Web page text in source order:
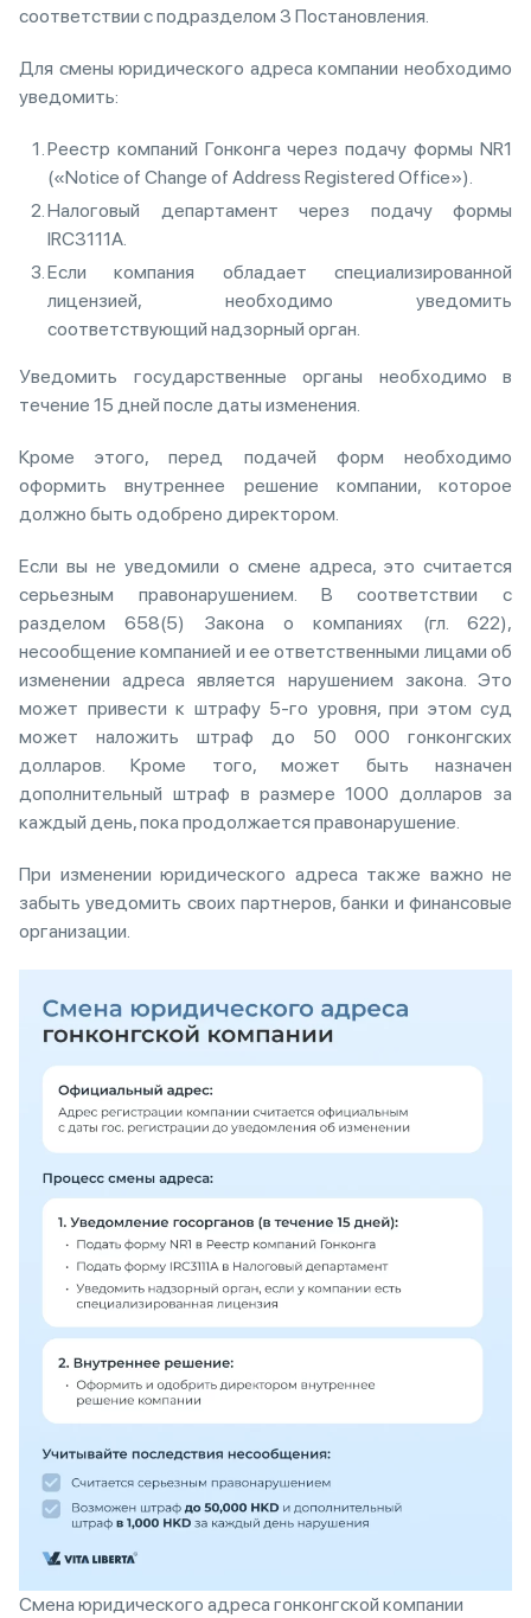
соответствии с подразделом 3 Постановления.
Для смены юридического адреса компании необходимо
уведомить:
Реестр компаний Гонконга через подачу формы NR1
(«Notice of Change of Address Registered Office»).
Налоговый департамент через подачу формы
IRC3111A.
Если компания обладает специализированной
лицензией, необходимо уведомить
соответствующий надзорный орган.
Уведомить государственные органы необходимо в
течение 15 дней после даты изменения.
Кроме этого, перед подачей форм необходимо
оформить внутреннее решение компании, которое
должно быть одобрено директором.
Если вы не уведомили о смене адреса, это считается
серьезным правонарушением. В соответствии с
разделом 658(5) Закона о компаниях (гл. 622),
несообщение компанией и ее ответственными лицами об
изменении адреса является нарушением закона. Это
может привести к штрафу 5-го уровня, при этом суд
может наложить штраф до 50 000 гонконгских
долларов. Кроме того, может быть назначен
дополнительный штраф в размере 1000 долларов за
каждый день, пока продолжается правонарушение.
При изменении юридического адреса также важно не
забыть уведомить своих партнеров, банки и финансовые
организации.
Смена юридического адреса гонконгской компании